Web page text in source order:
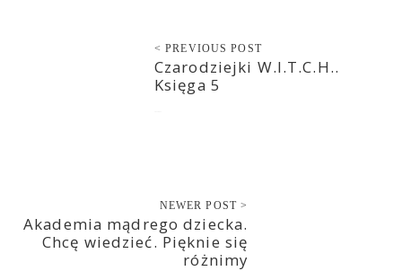
< PREVIOUS POST
Czarodziejki W.I.T.C.H..
Księga 5
NEWER POST >
Akademia mądrego dziecka.
Chcę wiedzieć. Pięknie się
różnimy